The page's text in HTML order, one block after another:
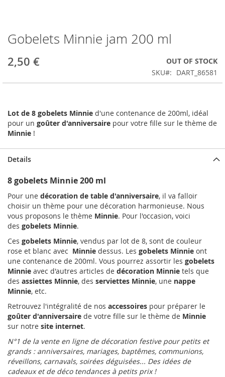
Skip
to
the
beginning
Gobelets Minnie jam 200 ml
2,50 €
OUT OF STOCK
SKU
DART_86581
Lot de 8 gobelets Minnie d'une contenance de 200ml, idéal
pour un goûter d'anniversaire pour votre fille sur le thème de
Minnie !
Details
8 gobelets Minnie 200 ml
Pour une décoration de table d'anniversaire, il va falloir
choisir un thème pour une décoration harmonieuse. Nous
vous proposons le thème Minnie. Pour l'occasion, voici
des gobelets Minnie.
Ces gobelets Minnie, vendus par lot de 8, sont de couleur
rose et blanc avec Minnie dessus. Les gobelets Minnie ont
une contenance de 200ml. Vous pourrez assortir les gobelets
Minnie avec d'autres articles de décoration Minnie tels que
des assiettes Minnie, des serviettes Minnie, une nappe
Minnie, etc.
Retrouvez l'intégralité de nos accessoires pour préparer le
goûter d'anniversaire de votre fille sur le thème de Minnie
sur notre site internet.
N°1 de la vente en ligne de décoration festive pour petits et
grands : anniversaires, mariages, baptêmes, communions,
réveillons, carnavals, soirées déguisées... Des idées de
cadeaux et de déco tendances à petits prix !